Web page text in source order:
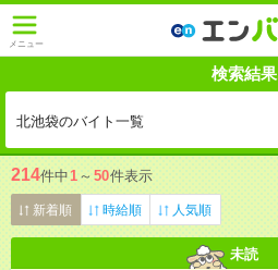
メニュー
検索結果
北池袋のバイト一覧
214件中1 ～ 50件表示
新着順 時給順 人気順
未読